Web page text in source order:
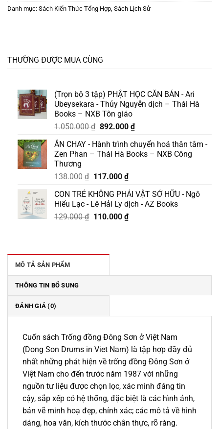
Danh mục: Sách Kiến Thức Tổng Hợp, Sách Lịch Sử
THƯỜNG ĐƯỢC MUA CÙNG
(Trọn bộ 3 tập) PHẬT HỌC CĂN BẢN - Ari
Ubeysekara - Thủy Nguyễn dịch – Thái Hà
Books – NXB Tôn giáo
1.050.000₫ Giá
là:
1.050.000 ₫.
892.000 ₫Giá
tại
là:
ĂN CHAY - Hành trình chuyển hoá thân tâm -
Zen Phan – Thái Hà Books – NXB Công
Thương
138.000₫ Giá
là:
138.000 ₫.
117.000 ₫Giá
tại
là:
117.000 ₫.
CON TRẺ KHÔNG PHẢI VẬT SỞ HỮU - Ngô
Hiểu Lạc - Lê Hải Ly dịch - AZ Books
129.000₫ Giá
110.000 ₫Giá
MÔ TẢ SẢN PHẨM
THÔNG TIN BỔ SUNG
ĐÁNH GIÁ (0)
Cuốn sách Trống đồng Đông Sơn ở Việt Nam
(Dong Son Drums in Viet Nam) là tập hợp đầy đủ
nhất những phát hiện về trống đồng Đông Sơn ở
Việt Nam cho đến trước năm 1987 với những
nguồn tư liệu được chọn lọc, xác minh đáng tin
cậy, sắp xếp có hệ thống, đặc biệt là các hình ảnh,
bản vẽ minh hoạ đẹp, chính xác; các mô tả về hình
dáng, hoa văn, kích thước chân thực, rõ ràng.